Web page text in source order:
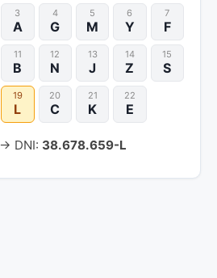
3
A
4
G
5
M
6
Y
7
F
11
B
12
N
13
J
14
Z
15
S
19
L
20
C
21
K
22
E
→ DNI: 38.678.659-L